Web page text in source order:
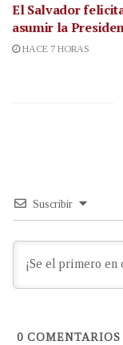
El Salvador
asumir la
HACE 7 HORAS
Suscribir
0 COMENTARIOS